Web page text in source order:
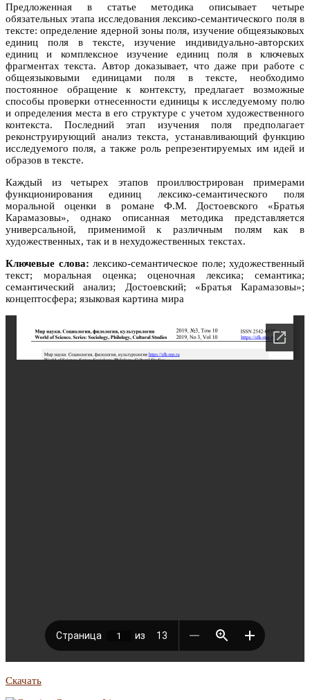
Предложенная в статье методика описывает четыре
обязательных этапа исследования лексико-семантического поля в
тексте: определение ядерной зоны поля, изучение общеязыковых
единиц поля в тексте, изучение индивидуально-авторских
единиц и комплексное изучение единиц поля в ключевых
фрагментах текста. Автор доказывает, что даже при работе с
общеязыковыми единицами поля в тексте, необходимо
постоянное обращение к контексту, предлагает возможные
способы проверки отнесенности единицы к исследуемому полю
и определения места в его структуре с учетом художественного
контекста. Последний этап изучения поля предполагает
реконструирующий анализ текста, устанавливающий функцию
исследуемого поля, а также роль репрезентируемых им идей и
образов в тексте.
Каждый из четырех этапов проиллюстрирован примерами
функционирования единиц лексико-семантического поля
моральной оценки в романе Ф.М. Достоевского «Братья
Карамазовы», однако описанная методика представляется
универсальной, применимой к различным полям как в
художественных, так и в нехудожественных текстах.
Ключевые слова: лексико-семантическое поле; художественный
текст; моральная оценка; оценочная лексика; семантика;
семантический анализ; Достоевский; «Братья Карамазовы»;
концептосфера; языковая картина мира
Скачать